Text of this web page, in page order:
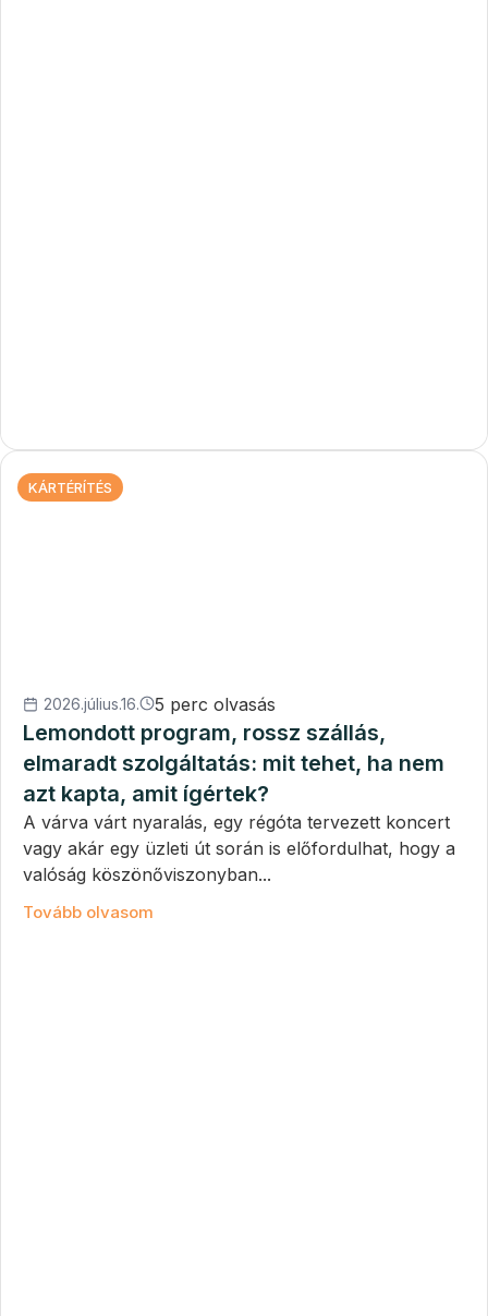
KÁRTÉRÍTÉS
2026.július.16. 5 perc olvasás
Lemondott program, rossz szállás,
elmaradt szolgáltatás: mit tehet, ha nem
azt kapta, amit ígértek?
A várva várt nyaralás, egy régóta tervezett koncert
vagy akár egy üzleti út során is előfordulhat, hogy a
valóság köszönőviszonyban...
Tovább olvasom